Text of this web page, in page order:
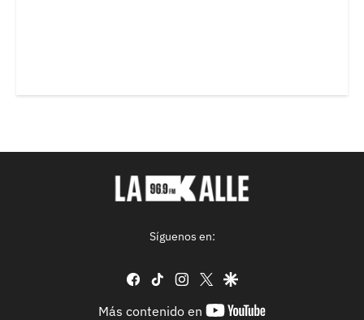
Síguenos en:
facebook
tiktok instagram
twittergoogle
Más contenido en
youtube-